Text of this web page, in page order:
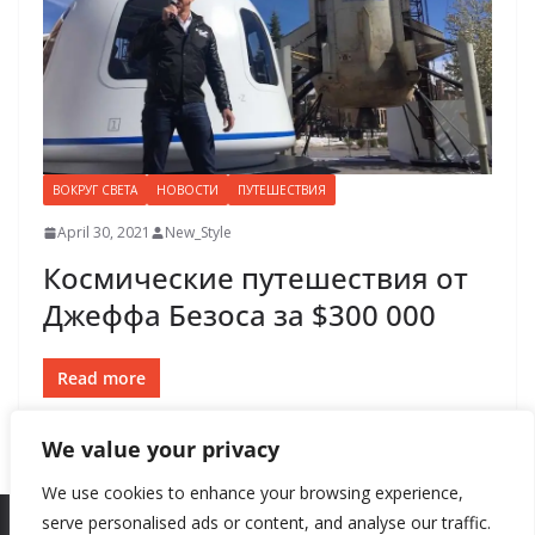
We value your privacy
We use cookies to enhance your browsing experience,
serve personalised ads or content, and analyse our traffic.
ВОКРУГ СВЕТА НОВОСТИ ПУТЕШЕСТВИЯ
April 30, 2021 New_Style
Космические путешествия от
Джеффа Безоса за $300 000
Read more